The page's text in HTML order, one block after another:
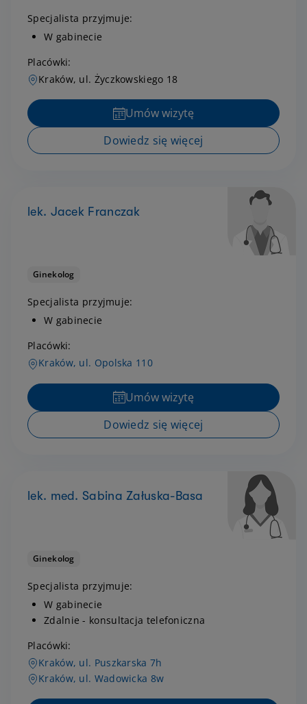
Specjalista przyjmuje:
W gabinecie
Placówki:
Kraków, ul. Życzkowskiego 18
Umów wizytę
Dowiedz się więcej
lek. Jacek Franczak
Ginekolog
Specjalista przyjmuje:
W gabinecie
Placówki:
Kraków, ul. Opolska 110
Umów wizytę
Dowiedz się więcej
lek. med. Sabina Załuska-Basa
Ginekolog
Specjalista przyjmuje:
W gabinecie
Zdalnie - konsultacja telefoniczna
Placówki:
Kraków, ul. Puszkarska 7h
Kraków, ul. Wadowicka 8w